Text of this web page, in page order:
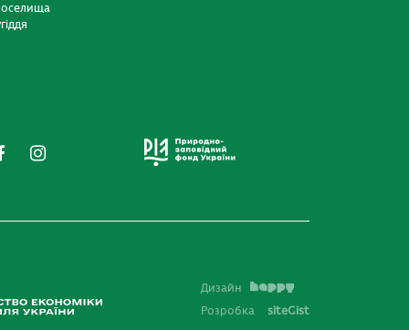
оселища
Дизайн
Розробка
siteGist